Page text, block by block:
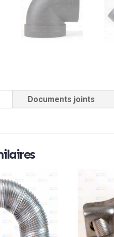
Documents joints